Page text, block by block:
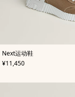
Next运动鞋
,颜
色:
米
然
,
价格
¥11,450